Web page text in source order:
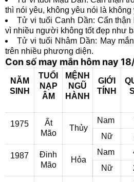
thì nói yêu, không yêu nói là không
Tử vi tuổi Canh Dần: Cẩn
vì nhiều người không tốt đẹp như
Tử vi tuổi Nhâm Dần: May
trên nhiều phương diện.
Con số may mắn hôm nay
NĂM
SINH
TUỔI
NẠP
ÂM
MỆNH
NGŨ
HÀNH
GIỚI
TÍNH
1975
Ất
Mão
Thủy
Nam
Nữ
1987
Đinh
Mão
Hỏa
Nam
Nữ